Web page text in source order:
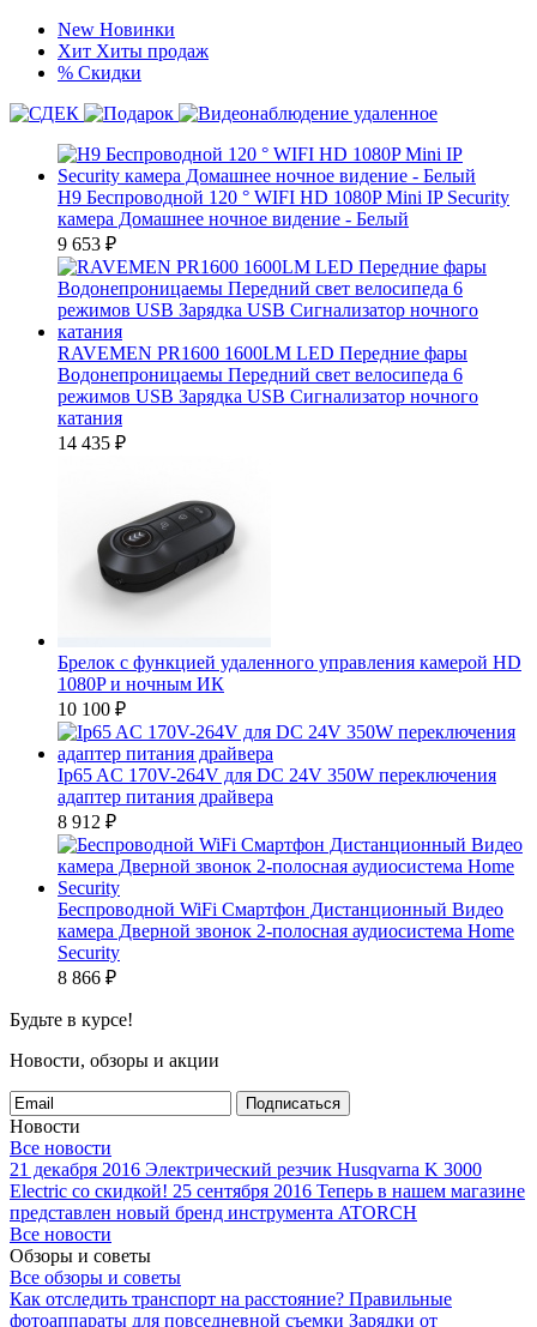
New Новинки
Хит Хиты продаж
% Скидки
H9 Беспроводной 120 ° WIFI HD 1080P Mini IP Security
камера Домашнее ночное видение - Белый
9 653 ₽
RAVEMEN PR1600 1600LM LED Передние фары
Водонепроницаемы Передний свет велосипеда 6
режимов USB Зарядка USB Сигнализатор ночного
катания
14 435 ₽
Брелок с функцией удаленного управления камерой HD
1080P и ночным ИК
10 100 ₽
Ip65 AC 170V-264V для DC 24V 350W переключения
адаптер питания драйвера
8 912 ₽
Беспроводной WiFi Смартфон Дистанционный Видео
камера Дверной звонок 2-полосная аудиосистема Home
Security
8 866 ₽
Будьте в курсе!
Новости, обзоры и акции
Подписаться
Новости
Все новости
21 декабря 2016 Электрический резчик Husqvarna K 3000
Electric со скидкой! 25 сентября 2016 Теперь в нашем магазине
представлен новый бренд инструмента ATORCH
Все новости
Обзоры и советы
Все обзоры и советы
Как отследить транспорт на расстояние? Правильные
фотоаппараты для повседневной съемки Зарядки от